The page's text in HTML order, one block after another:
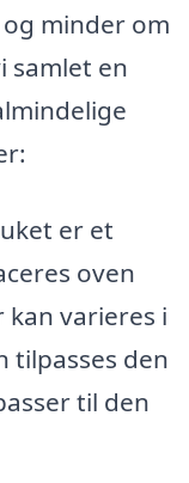
minder om
samlet en
er et
oven
kan varieres i
tilpasses den
til den